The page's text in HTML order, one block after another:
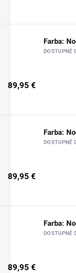
Farba:
DOSTUPNÉ
89,95 €
Farba:
DOSTUPNÉ
89,95 €
Farba:
DOSTUPNÉ
89,95 €